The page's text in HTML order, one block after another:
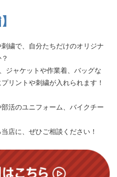
繍で、自分たちだけのオリジナ
ジャケットや作業着、バッグな
リントや刺繍が入れられます！
活のユニフォーム、バイクチー
店に、ぜひご相談ください！